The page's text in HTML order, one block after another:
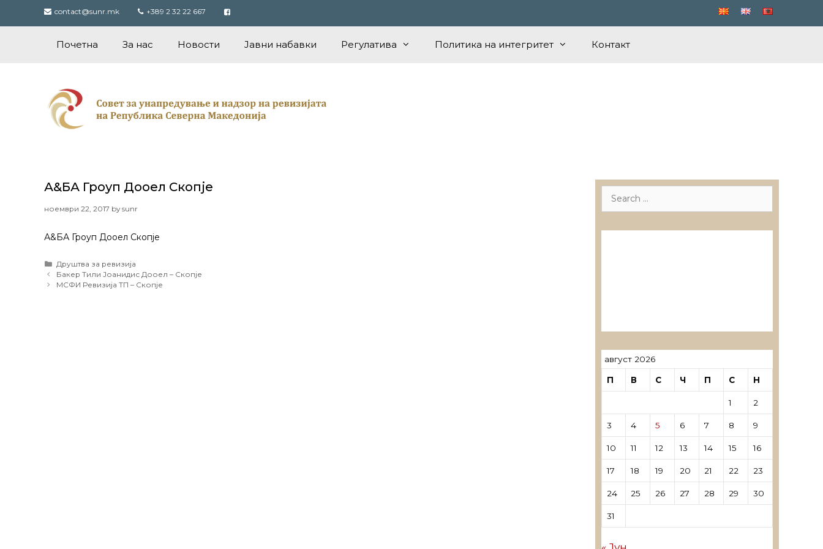
contact@sunr.mk +389 2 32 22 667
Почетна За нас Новости Јавни набавки Регулатива Политика на интегритет Контакт
А&БА Гроуп Дооел Скопје
ноември 22, 2017 bysunr
А&БА Гроуп Дооел Скопје
Categories
Друштва за ревизија
Post
navigation
Бакер Тили Јоанидис Дооел – Скопје
МСФИ Ревизија ТП – Скопје
Search
август 2026
П В С Ч П С Н
1 2
3 4 5 6 7 8 9
10 11 12 13 14 15 16
17 18 19 20 21 22 23
24 25 26 27 28 29 30
31